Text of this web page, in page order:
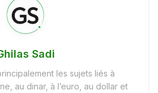
Sadi
les sujets liés à
au dinar, à l’euro, au dollar et